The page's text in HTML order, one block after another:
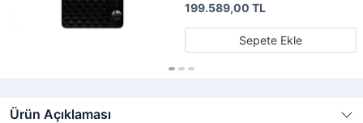
199.589,00 TL
Sepete Ekle
Ürün Açıklaması